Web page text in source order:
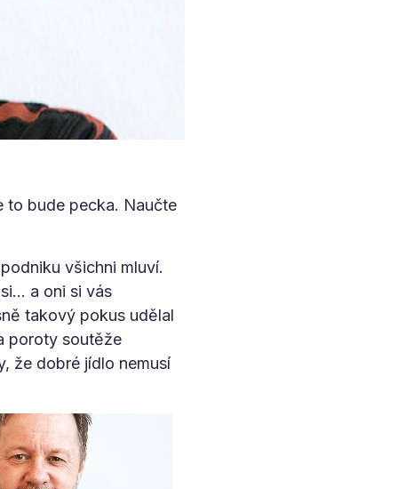
to bude pecka. Naučte
všichni mluví.
a oni si vás
takový pokus udělal
poroty soutěže
že dobré jídlo nemusí